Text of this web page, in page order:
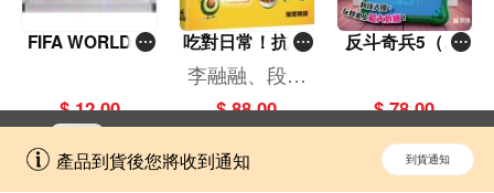
產品到貨後您將收到通知 到貨通知
FIFA WORLD C
包）
$ 12.00
吃對日常！抗炎
減糖飲食法
李融融、段佳
麗,黃梨煜、顧
凱辰
$ 88.00
反斗奇兵5（圖
$ 78.00
擁抱更全面的購物和文化體驗。
開啟